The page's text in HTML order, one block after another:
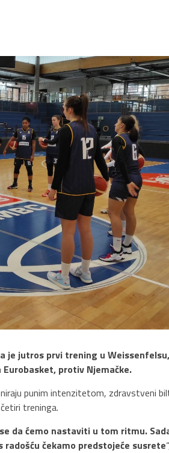
je jutros prvi trening u Weissenfelsu,
protiv Njemačke.
punim intenzitetom, zdravstveni
treninga.
da ćemo nastaviti u tom ritmu.
čekamo predstojeće susrete